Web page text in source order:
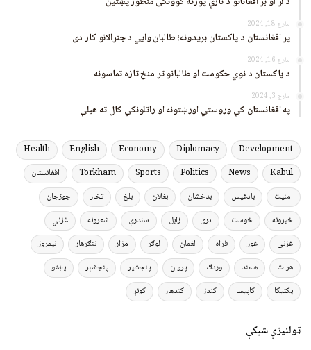
مارچ 18, 2024
پر افغانستان د پاکستان بریدونه؛ طالبان وايي د جنرالانو کار دی
مارچ 16, 2024
د پاکستان د نوي حکومت او طالبانو تر منځ تازه تماسونه
مارچ 3, 2024
په افغانستان کې وروستي اورښتونه او راتلونکي کال ته هیلې
Development
Diplomacy
Economy
English
Health
Kabul
News
Politics
Sports
Torkham
افغانستان
امنیت
بادغیس بدخشان بغلان بلخ تخار
جوزجان
خبرونه
خوست دری زابل سندرې شعرونه
غزني
غزنی
غور فراه لغمان لوګر مزار ننګرهار
نیمروز
هرات
هلمند وردګ پروان پنجشیر پنجشېر
پښتو
پکتیکا
کاپیسا کندز کندهار کونړ
ټولنیزې شبکې